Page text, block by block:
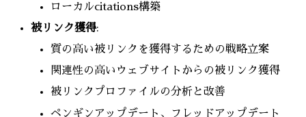
ローカルcitations構築
被リンク獲得:
質の高い被リンクを獲得するための戦略立案
関連性の高いウェブサイトからの被リンク獲得
被リンクプロファイルの分析と改善
ペンギンアップデート、フレッドアップデート